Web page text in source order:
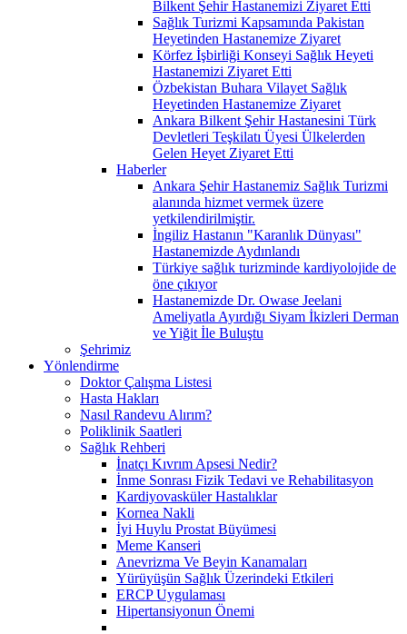
Bilkent Şehir Hastanemizi Ziyaret Etti
Sağlık Turizmi Kapsamında Pakistan
Heyetinden Hastanemize Ziyaret
Körfez İşbirliği Konseyi Sağlık Heyeti
Hastanemizi Ziyaret Etti
Özbekistan Buhara Vilayet Sağlık
Heyetinden Hastanemize Ziyaret
Ankara Bilkent Şehir Hastanesini Türk
Devletleri Teşkilatı Üyesi Ülkelerden
Gelen Heyet Ziyaret Etti
Haberler
Ankara Şehir Hastanemiz Sağlık Turizmi
alanında hizmet vermek üzere
yetkilendirilmiştir.
İngiliz Hastanın "Karanlık Dünyası"
Hastanemizde Aydınlandı
Türkiye sağlık turizminde kardiyolojide de
öne çıkıyor
Hastanemizde Dr. Owase Jeelani
Ameliyatla Ayırdığı Siyam İkizleri Derman
ve Yiğit İle Buluştu
Şehrimiz
Yönlendirme
Doktor Çalışma Listesi
Hasta Hakları
Nasıl Randevu Alırım?
Poliklinik Saatleri
Sağlık Rehberi
İnatçı Kıvrım Apsesi Nedir?
İnme Sonrası Fizik Tedavi ve Rehabilitasyon
Kardiyovasküler Hastalıklar
Kornea Nakli
İyi Huylu Prostat Büyümesi
Meme Kanseri
Anevrizma Ve Beyin Kanamaları
Yürüyüşün Sağlık Üzerindeki Etkileri
ERCP Uygulaması
Hipertansiyonun Önemi